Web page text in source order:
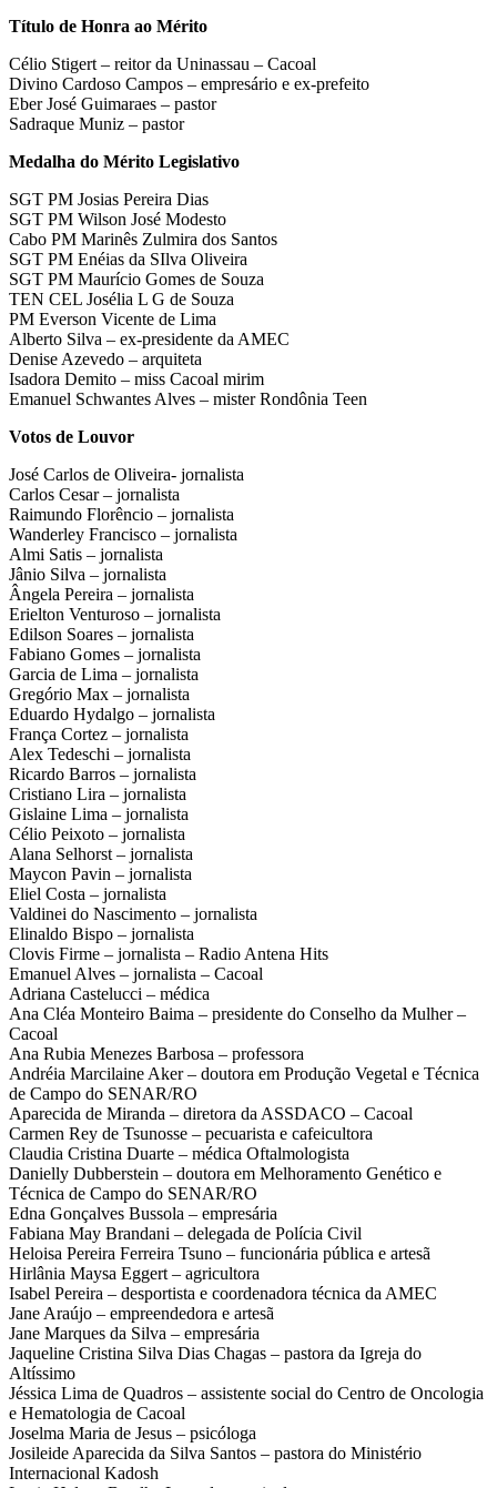
Título de Honra ao Mérito
Célio Stigert – reitor da Uninassau – Cacoal
Divino Cardoso Campos – empresário e ex-prefeito
Eber José Guimaraes – pastor
Sadraque Muniz – pastor
Medalha do Mérito Legislativo
SGT PM Josias Pereira Dias
SGT PM Wilson José Modesto
Cabo PM Marinês Zulmira dos Santos
SGT PM Enéias da SIlva Oliveira
SGT PM Maurício Gomes de Souza
TEN CEL Josélia L G de Souza
PM Everson Vicente de Lima
Alberto Silva – ex-presidente da AMEC
Denise Azevedo – arquiteta
Isadora Demito – miss Cacoal mirim
Emanuel Schwantes Alves – mister Rondônia Teen
Votos de Louvor
José Carlos de Oliveira- jornalista
Carlos Cesar – jornalista
Raimundo Florêncio – jornalista
Wanderley Francisco – jornalista
Almi Satis – jornalista
Jânio Silva – jornalista
Ângela Pereira – jornalista
Erielton Venturoso – jornalista
Edilson Soares – jornalista
Fabiano Gomes – jornalista
Garcia de Lima – jornalista
Gregório Max – jornalista
Eduardo Hydalgo – jornalista
França Cortez – jornalista
Alex Tedeschi – jornalista
Ricardo Barros – jornalista
Cristiano Lira – jornalista
Gislaine Lima – jornalista
Célio Peixoto – jornalista
Alana Selhorst – jornalista
Maycon Pavin – jornalista
Eliel Costa – jornalista
Valdinei do Nascimento – jornalista
Elinaldo Bispo – jornalista
Clovis Firme – jornalista – Radio Antena Hits
Emanuel Alves – jornalista – Cacoal
Adriana Castelucci – médica
Ana Cléa Monteiro Baima – presidente do Conselho da Mulher –
Cacoal
Ana Rubia Menezes Barbosa – professora
Andréia Marcilaine Aker – doutora em Produção Vegetal e Técnica
de Campo do SENAR/RO
Aparecida de Miranda – diretora da ASSDACO – Cacoal
Carmen Rey de Tsunosse – pecuarista e cafeicultora
Claudia Cristina Duarte – médica Oftalmologista
Danielly Dubberstein – doutora em Melhoramento Genético e
Técnica de Campo do SENAR/RO
Edna Gonçalves Bussola – empresária
Fabiana May Brandani – delegada de Polícia Civil
Heloisa Pereira Ferreira Tsuno – funcionária pública e artesã
Hirlânia Maysa Eggert – agricultora
Isabel Pereira – desportista e coordenadora técnica da AMEC
Jane Araújo – empreendedora e artesã
Jane Marques da Silva – empresária
Jaqueline Cristina Silva Dias Chagas – pastora da Igreja do
Altíssimo
Jéssica Lima de Quadros – assistente social do Centro de Oncologia
e Hematologia de Cacoal
Joselma Maria de Jesus – psicóloga
Josileide Aparecida da Silva Santos – pastora do Ministério
Internacional Kadosh